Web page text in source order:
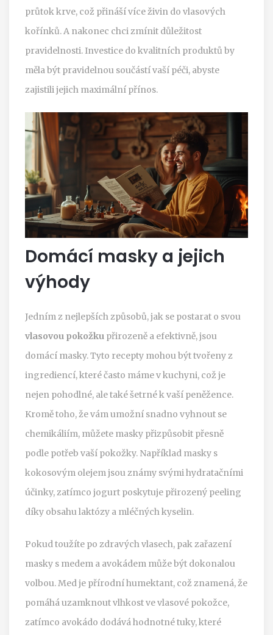
průtok krve, což přináší více živin do vlasových
kořínků. A nakonec chci zmínit důležitost
pravidelnosti. Investice do kvalitních produktů by
měla být pravidelnou součástí vaší péči, abyste
zajistili jejich maximální přínos.
Domácí masky a jejich
výhody
Jedním z nejlepších způsobů, jak se postarat o svou
vlasovou pokožku přirozeně a efektivně, jsou
domácí masky. Tyto recepty mohou být tvořeny z
ingrediencí, které často máme v kuchyni, což je
nejen pohodlné, ale také šetrné k vaší peněžence.
Kromě toho, že vám umožní snadno vyhnout se
chemikáliím, můžete masky přizpůsobit přesně
podle potřeb vaší pokožky. Například masky s
kokosovým olejem jsou známy svými hydratačními
účinky, zatímco jogurt poskytuje přirozený peeling
díky obsahu laktózy a mléčných kyselin.
Pokud toužíte po zdravých vlasech, pak zařazení
masky s medem a avokádem může být dokonalou
volbou. Med je přírodní humektant, což znamená, že
pomáhá uzamknout vlhkost ve vlasové pokožce,
zatímco avokádo dodává hodnotné tuky, které